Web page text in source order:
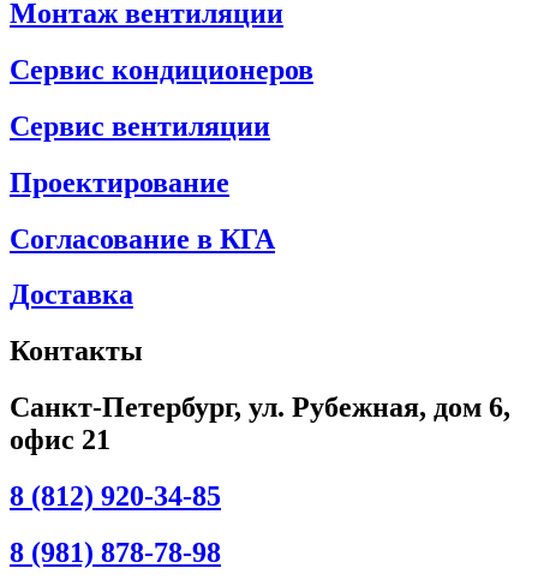
Монтаж вентиляции
Сервис кондиционеров
Сервис вентиляции
Проектирование
Согласование в КГА
Доставка
Контакты
Санкт-Петербург, ул. Рубежная, дом 6,
офис 21
8 (812) 920-34-85
8 (981) 878-78-98